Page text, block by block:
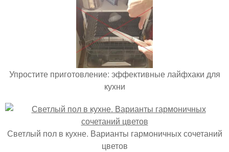
Упростите приготовление: эффективные лайфхаки для
кухни
Светлый пол в кухне. Варианты гармоничных сочетаний
цветов